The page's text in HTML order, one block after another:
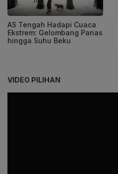
AS Tengah Hadapi Cuaca
Ekstrem: Gelombang Panas
hingga Suhu Beku
VIDEO PILIHAN